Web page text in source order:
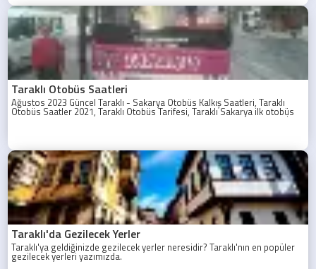
Taraklı Otobüs Saatleri
Ağustos 2023 Güncel Taraklı - Sakarya Otobüs Kalkış Saatleri, Taraklı
Otobüs Saatler 2021, Taraklı Otobüs Tarifesi, Taraklı Sakarya ilk otobüs
ne zaman? Taraklı - Sakarya Son Otobüs Ne zaman? Sakarya Taraklı İlk
Taraklı'da Gezilecek Yerler
Taraklı'ya geldiğinizde gezilecek yerler neresidir? Taraklı'nın en popüler
gezilecek yerleri yazımızda.